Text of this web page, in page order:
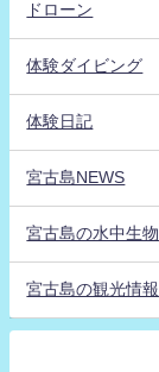
ドローン
体験ダイビング
体験日記
宮古島NEWS
宮古島の水中生物
宮古島の観光情報